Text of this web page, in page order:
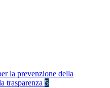
la prevenzione della
trasparenza 5